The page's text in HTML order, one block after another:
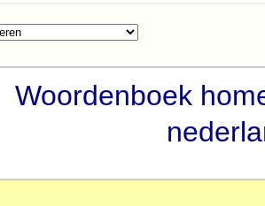
Woordenboek